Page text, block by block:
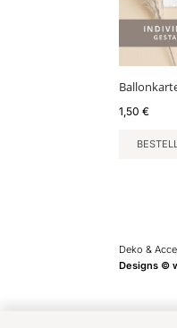
1,50 €
Deko &
Designs ©